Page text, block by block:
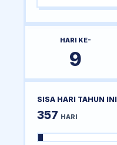
HARI KE-
9
SISA HARI TAHUN INI
357 HARI